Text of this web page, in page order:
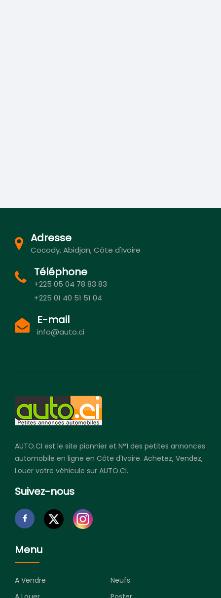
Adresse
Cocody, Abidjan, Côte d'Ivoire
Téléphone
+225 05 04 78 83 83
+225 01 40 51 51 04
E-mail
info@auto.ci
AUTO.CI est le site pionnier et N°1 des petites annonces
automobile en ligne en Côte d'Ivoire. Achetez, Vendez,
Louer votre véhicule sur AUTO.CI.
Suivez-nous
Menu
A Vendre
Neufs